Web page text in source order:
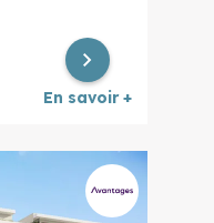
En savoir +